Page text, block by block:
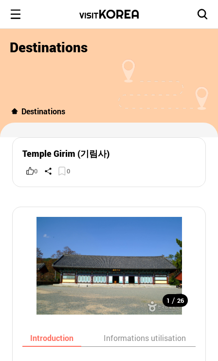
Destinations
Destinations
Temple Girim (기림사)
0 0
1 / 26
Introduction Informations utilisation